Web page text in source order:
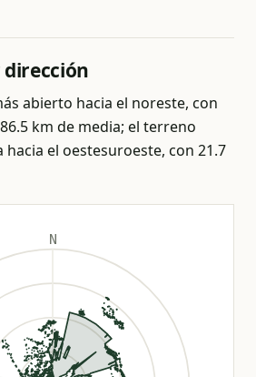
abierto hacia el noreste, con
km de media; el terreno
hacia el oestesuroeste, con 21.7